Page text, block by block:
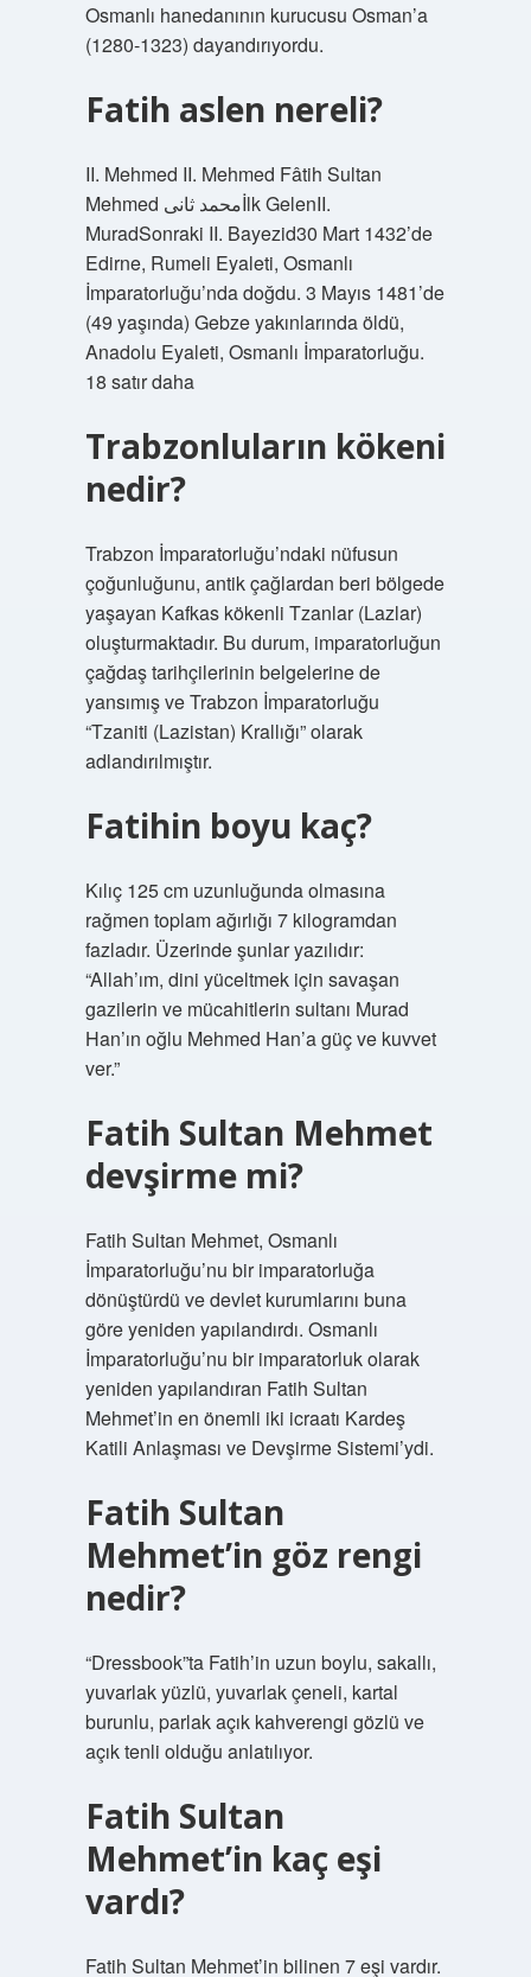
Osmanlı hanedanının kurucusu Osman’a
(1280-1323) dayandırıyordu.
Fatih aslen nereli?
II. Mehmed II. Mehmed Fâtih Sultan
Mehmed محمد ثانىİlk GelenII.
MuradSonraki II. Bayezid30 Mart 1432’de
Edirne, Rumeli Eyaleti, Osmanlı
İmparatorluğu’nda doğdu. 3 Mayıs 1481’de
(49 yaşında) Gebze yakınlarında öldü,
Anadolu Eyaleti, Osmanlı İmparatorluğu.
18 satır daha
Trabzonluların kökeni
nedir?
Trabzon İmparatorluğu’ndaki nüfusun
çoğunluğunu, antik çağlardan beri bölgede
yaşayan Kafkas kökenli Tzanlar (Lazlar)
oluşturmaktadır. Bu durum, imparatorluğun
çağdaş tarihçilerinin belgelerine de
yansımış ve Trabzon İmparatorluğu
“Tzaniti (Lazistan) Krallığı” olarak
adlandırılmıştır.
Fatihin boyu kaç?
Kılıç 125 cm uzunluğunda olmasına
rağmen toplam ağırlığı 7 kilogramdan
fazladır. Üzerinde şunlar yazılıdır:
“Allah’ım, dini yüceltmek için savaşan
gazilerin ve mücahitlerin sultanı Murad
Han’ın oğlu Mehmed Han’a güç ve kuvvet
ver.”
Fatih Sultan Mehmet
devşirme mi?
Fatih Sultan Mehmet, Osmanlı
İmparatorluğu’nu bir imparatorluğa
dönüştürdü ve devlet kurumlarını buna
göre yeniden yapılandırdı. Osmanlı
İmparatorluğu’nu bir imparatorluk olarak
yeniden yapılandıran Fatih Sultan
Mehmet’in en önemli iki icraatı Kardeş
Katili Anlaşması ve Devşirme Sistemi’ydi.
Fatih Sultan
Mehmet’in göz rengi
nedir?
“Dressbook”ta Fatih’in uzun boylu, sakallı,
yuvarlak yüzlü, yuvarlak çeneli, kartal
burunlu, parlak açık kahverengi gözlü ve
açık tenli olduğu anlatılıyor.
Fatih Sultan
Mehmet’in kaç eşi
vardı?
Fatih Sultan Mehmet’in bilinen 7 eşi vardır.